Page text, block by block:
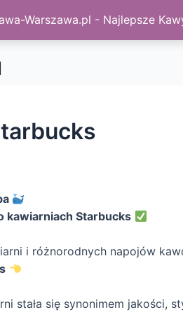
Warszawa.pl - Najlepsze
kawiarniach Starbucks
i różnorodnych napojów
stała się synonimem jakości,